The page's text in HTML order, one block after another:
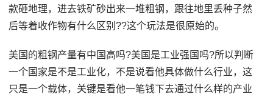
款砸地理，进去铁矿砂出来一堆粗钢，跟往地里丢种子然
后等着收作物有什么区别??这个玩法是很原始的。
美国的粗钢产量有中国高吗?美国是工业强国吗?所以判断
一个国家是不是工业化，不是说看他具体做什么行业，这
只是一个载体，关键是看他一笔钱下去通过什么样的产业